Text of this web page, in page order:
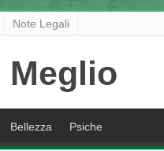
Note Legali
Bellezza Psiche